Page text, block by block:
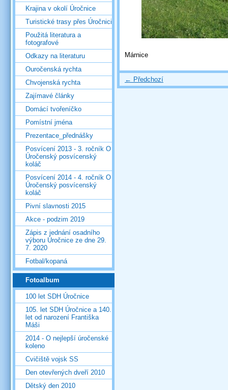
Márnice
← Předchozí
Krajina v okolí Úročnice
Turistické trasy přes Úročnici
Použitá literatura a
fotografové
Odkazy na literaturu
Ouročenská rychta
Chvojenská rychta
Zajímavé články
Domácí tvořeníčko
Pomístní jména
Prezentace_přednášky
Posvícení 2013 - 3. ročník O
Úročenský posvícenský
koláč
Posvícení 2014 - 4. ročník O
Úročenský posvícenský
koláč
Pivní slavnosti 2015
Akce - podzim 2019
Zápis z jednání osadního
výboru Úročnice ze dne 29.
7. 2020
Fotbal/kopaná
Fotoalbum
100 let SDH Úročnice
105. let SDH Úročnice a 140.
let od narození Františka
Máši
2014 - O nejlepší úročenské
koleno
Cvičiště vojsk SS
Den otevřených dveří 2010
Dětský den 2010